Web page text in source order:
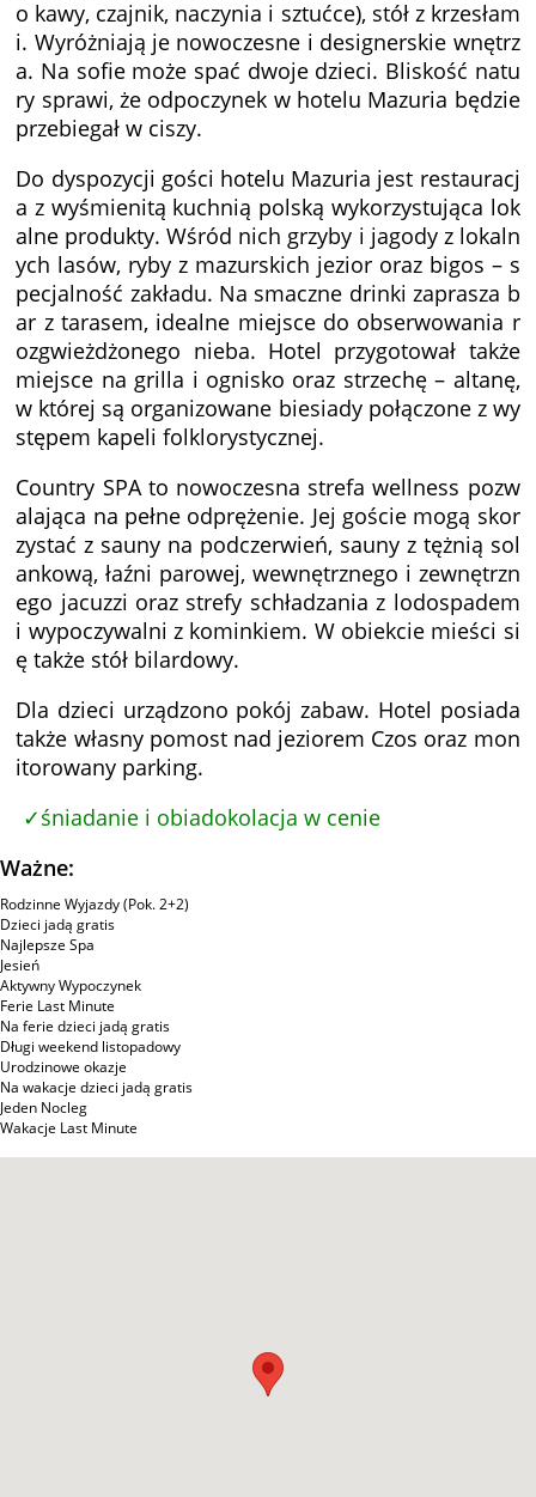
o kawy, czajnik, naczynia i sztućce), stół z krzesłam
i. Wyróżniają je nowoczesne i designerskie wnętrz
a. Na sofie może spać dwoje dzieci. Bliskość natu
ry sprawi, że odpoczynek w hotelu Mazuria będzie
przebiegał w ciszy.
Do dyspozycji gości hotelu Mazuria jest restauracj
a z wyśmienitą kuchnią polską wykorzystująca lok
alne produkty. Wśród nich grzyby i jagody z lokaln
ych lasów, ryby z mazurskich jezior oraz bigos – s
pecjalność zakładu. Na smaczne drinki zaprasza b
ar z tarasem, idealne miejsce do obserwowania r
ozgwieżdżonego nieba. Hotel przygotował także
miejsce na grilla i ognisko oraz strzechę – altanę,
w której są organizowane biesiady połączone z wy
stępem kapeli folklorystycznej.
Country SPA to nowoczesna strefa wellness pozw
alająca na pełne odprężenie. Jej goście mogą skor
zystać z sauny na podczerwień, sauny z tężnią sol
ankową, łaźni parowej, wewnętrznego i zewnętrzn
ego jacuzzi oraz strefy schładzania z lodospadem
i wypoczywalni z kominkiem. W obiekcie mieści si
ę także stół bilardowy.
Dla dzieci urządzono pokój zabaw. Hotel posiada
także własny pomost nad jeziorem Czos oraz mon
itorowany parking.
śniadanie i obiadokolacja w cenie
Ważne:
Rodzinne Wyjazdy (Pok. 2+2)
Dzieci jadą gratis
Najlepsze Spa
Jesień
Aktywny Wypoczynek
Ferie Last Minute
Na ferie dzieci jadą gratis
Długi weekend listopadowy
Urodzinowe okazje
Na wakacje dzieci jadą gratis
Jeden Nocleg
Wakacje Last Minute